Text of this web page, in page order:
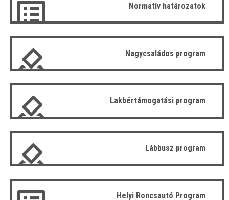
Normatív határozatok
Nagycsaládos program
Lakbértámogatási program
Lábbusz program
Helyi Roncsautó Program